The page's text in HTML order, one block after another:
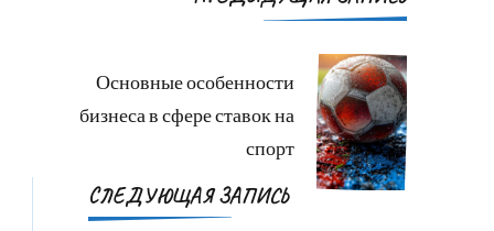
Основные особенности
бизнеса в сфере ставок на
спорт
СЛЕДУЮЩАЯ ЗАПИСЬ